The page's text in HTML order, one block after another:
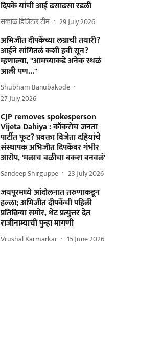
दिपके यांची आई ढसाढसा रडली
सकाळ डिजिटल टीम 29 July 2026
अभिजीत दीपकेंच्या लग्नाची तयारी?
आईने सांगितलं कशी हवी सून?
म्हणाल्या, ''आमच्याकडे अनेक स्थळं
आली पण...''
Shubham Banubakode
27 July 2026
CJP removes spokesperson
Vijeta Dahiya : कॉकरोच जनता
पार्टीत फूट? प्रवक्ता विजेता दहियांचे
संस्थापक अभिजीत दिपकेंवर गंभीर
आरोप, 'मलाच बळीचा बकरा बनवलं'
Sandeep Shirguppe 23 July 2026
जयपूरमध्ये आंदोलनात तरुणाकडून
हल्ला; अभिजीत दीपकेंची पहिली
प्रतिक्रिया समोर, थेट प्रत्युत्तर देत
राजीनाम्याची पुन्हा मागणी
Vrushal Karmarkar 15 June 2026